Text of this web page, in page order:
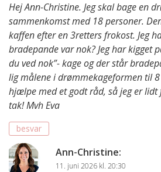
Hej Ann-Christine. Jeg skal bage en
sammenkomst med 18 personer.
kaffen efter en 3retters frokost. Jeg
bradepande var nok? Jeg har kigget
du ved nok”- kage og der står
lig målene i drømmekageformen til
hjælpe med et godt råd, så jeg er
tak! Mvh Eva
besvar
Ann-Christine:
11. juni 2026 kl. 20:30